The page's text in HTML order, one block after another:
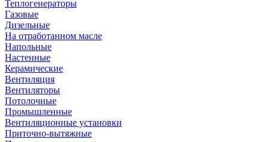
Теплогенераторы
Газовые
Дизельные
На отработанном масле
Напольные
Настенные
Керамические
Вентиляция
Вентиляторы
Потолочные
Промышленные
Вентиляционные установки
Приточно-вытяжные